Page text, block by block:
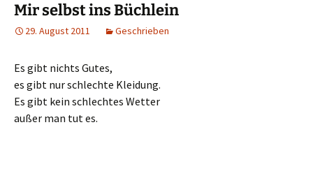
Mir selbst ins Büchlein
29. August 2011 Geschrieben
Es gibt nichts Gutes,
es gibt nur schlechte Kleidung.
Es gibt kein schlechtes Wetter
außer man tut es.